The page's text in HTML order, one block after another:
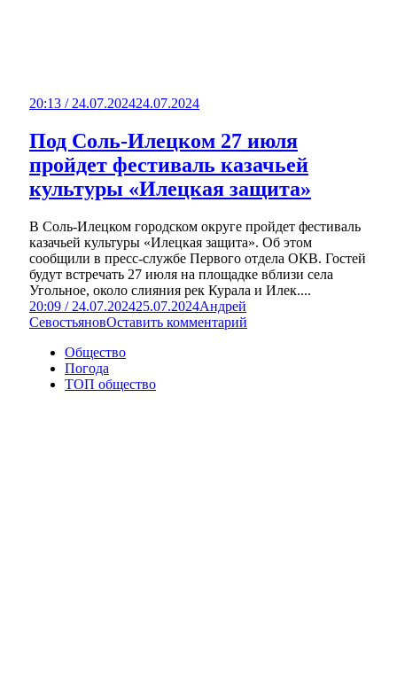
20:13 / 24.07.202424.07.2024
Под Соль-Илецком 27 июля
пройдет фестиваль казачьей
культуры «Илецкая защита»
В Соль-Илецком городском округе пройдет фестиваль
казачьей культуры «Илецкая защита». Об этом
сообщили в пресс-службе Первого отдела ОКВ. Гостей
будут встречать 27 июля на площадке вблизи села
Угольное, около слияния рек Курала и Илек....
20:09 / 24.07.202425.07.2024Андрей
СевостьяновОставить комментарий
Общество
Погода
ТОП общество